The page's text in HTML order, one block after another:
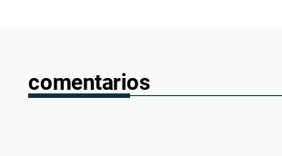
comentarios